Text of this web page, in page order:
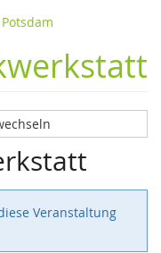
Veranstaltung